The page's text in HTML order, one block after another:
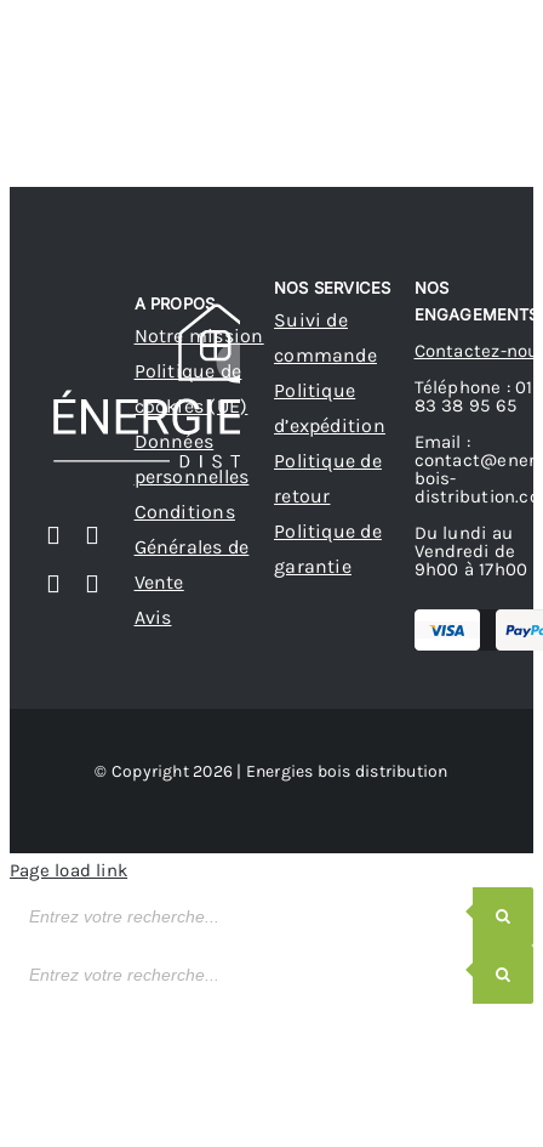
A PROPOS
Notre mission
Politique de
cookies (UE)
Données
personnelles
Conditions
Générales de
Vente
Avis
NOS SERVICES
Suivi de
commande
Politique
d’expédition
Politique de
retour
Politique de
garantie
NOS
ENGAGEMENTS
Contactez-
Téléphone : 01
83 38 95 65
Email :
bois-
Du lundi au
Vendredi de
9h00 à 17h00
© Copyright 2026 | Energies bois distribution
Page load link
de
de